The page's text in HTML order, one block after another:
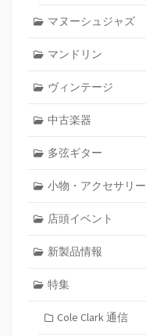
マヌーシュジャズ
マンドリン
ヴィンテージ
中古楽器
多弦ギター
小物・アクセサリー
店頭イベント
新製品情報
特集
Cole Clark 通信